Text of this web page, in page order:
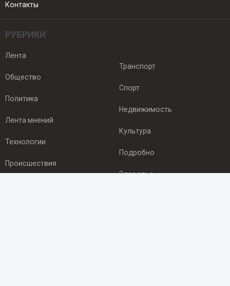
Контакты
РУБРИКИ
Лента
Общество
Политика
Лента мнений
Технологии
Происшествия
Транспорт
Спорт
Недвижимость
Культура
Подробно
Здоровье